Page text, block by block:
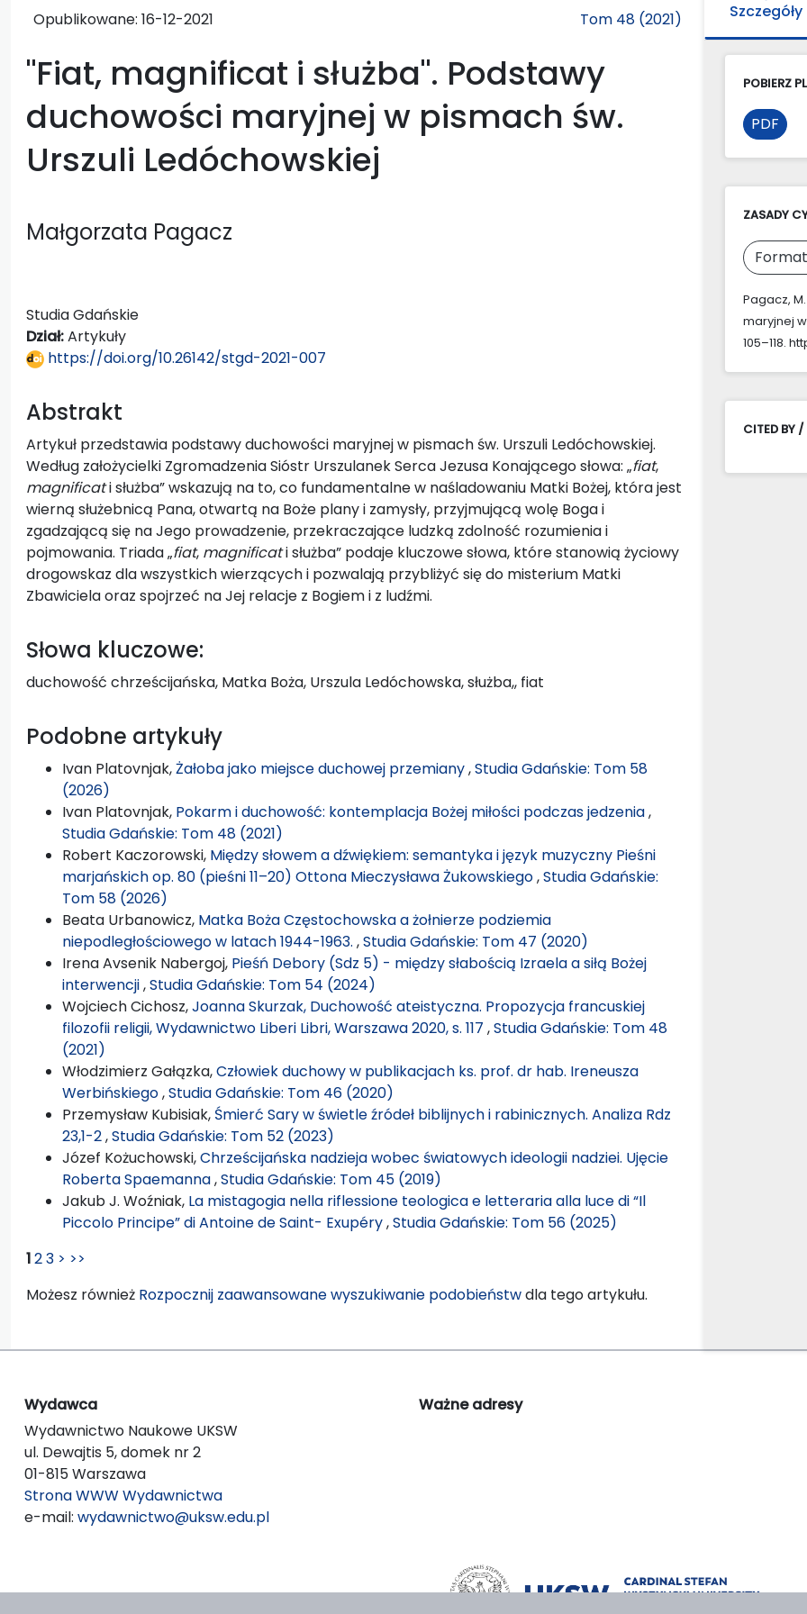
Opublikowane: 16-12-2021 Tom 48 (2021)
"Fiat, magnificat i służba". Podstawy
duchowości maryjnej w pismach św.
Urszuli Ledóchowskiej
Małgorzata Pagacz
Studia Gdańskie
Dział:Artykuły
https://doi.org/10.26142/stgd-2021-007
Abstrakt
Artykuł przedstawia podstawy duchowości maryjnej w pismach św. Urszuli Ledóchowskiej.
Według założycielki Zgromadzenia Sióstr Urszulanek Serca Jezusa Konającego słowa: „fiat,
magnificati służba” wskazują na to, co fundamentalne w naśladowaniu Matki Bożej, która jest
wierną służebnicą Pana, otwartą na Boże plany i zamysły, przyjmującą wolę Boga i
zgadzającą się na Jego prowadzenie, przekraczające ludzką zdolność rozumienia i
pojmowania. Triada „fiat, magnificati służba” podaje kluczowe słowa, które stanowią życiowy
drogowskaz dla wszystkich wierzących i pozwalają przybliżyć się do misterium Matki
Zbawiciela oraz spojrzeć na Jej relacje z Bogiem i z ludźmi.
Słowa kluczowe:
duchowość chrześcijańska, Matka Boża, Urszula Ledóchowska, służba,, fiat
Podobne artykuły
Ivan Platovnjak,Żałoba jako miejsce duchowej przemiany,Studia Gdańskie: Tom 58
(2026)
Ivan Platovnjak, Pokarm i duchowość: kontemplacja Bożej miłości podczas jedzenia,
Studia Gdańskie: Tom 48 (2021)
Robert Kaczorowski, Między słowem a dźwiękiem: semantyka i język muzyczny Pieśni
marjańskich op. 80 (pieśni 11–20) Ottona Mieczysława Żukowskiego,Studia Gdańskie:
Tom 58 (2026)
Beata Urbanowicz, Matka Boża Częstochowska a żołnierze podziemia
niepodległościowego w latach 1944-1963. ,Studia Gdańskie: Tom 47 (2020)
Irena Avsenik Nabergoj, Pieśń Debory (Sdz 5) - między słabością Izraela a siłą Bożej
interwencji,Studia Gdańskie: Tom 54 (2024)
Wojciech Cichosz,Joanna Skurzak, Duchowość ateistyczna. Propozycja francuskiej
filozofii religii, Wydawnictwo Liberi Libri, Warszawa 2020, s. 117 ,Studia Gdańskie: Tom 48
(2021)
Włodzimierz Gałązka,Człowiek duchowy w publikacjach ks. prof. dr hab. Ireneusza
Werbińskiego,Studia Gdańskie: Tom 46 (2020)
Przemysław Kubisiak, Śmierć Sary w świetle źródeł biblijnych i rabinicznych. Analiza Rdz
23,1-2,Studia Gdańskie: Tom 52 (2023)
Józef Kożuchowski,Chrześcijańska nadzieja wobec światowych ideologii nadziei. Ujęcie
Roberta Spaemanna,Studia Gdańskie: Tom 45 (2019)
Jakub J. Woźniak, La mistagogia nella riflessione teologica e letteraria alla luce di “Il
Piccolo Principe” di Antoine de Saint- Exupéry,Studia Gdańskie: Tom 56 (2025)
123 > >>
Możesz również Rozpocznij zaawansowane wyszukiwanie podobieństwdla tego artykułu.
Szczegóły
POBIERZ
PDF
ZASADY
Pagacz,
maryjnej
105–118.
CITED BY /
Wydawca
Wydawnictwo Naukowe UKSW
ul. Dewajtis 5, domek nr 2
01-815 Warszawa
Strona WWW Wydawnictwa
e-mail: wydawnictwo@uksw.edu.pl
Ważne adresy